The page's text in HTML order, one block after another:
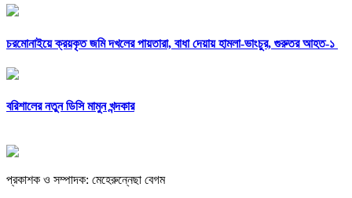
চরমোনাইয়ে ক্রয়কৃত জমি দখলের পায়তারা, বাধা দেয়ায় হামলা-ভাংচুর, গুরুতর আহত-১
বরিশালের নতুন ডিসি মামুন খন্দকার
প্রকাশক ও সম্পাদক: মেহেরুন্নেছা বেগম